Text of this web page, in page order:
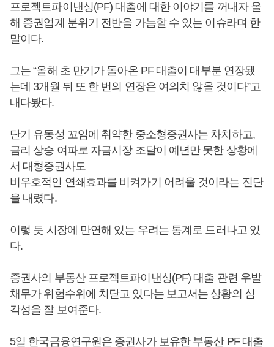
프로젝트파이낸싱(PF) 대출에 대한 이야기를 꺼내자 올
해 증권업계 분위기 전반을 가늠할 수 있는 이슈라며 한
말이다.
그는 “올해 초 만기가 돌아온 PF 대출이 대부분 연장됐
는데 3개월 뒤 또 한 번의 연장은 여의치 않을 것이다”고
내다봤다.
단기 유동성 꼬임에 취약한 중소형증권사는 차치하고,
금리 상승 여파로 자금시장 조달이 예년만 못한 상황에
서 대형증권사도
비우호적인 연쇄효과를 비켜가기 어려울 것이라는 진단
을 내렸다.
이렇 듯 시장에 만연해 있는 우려는 통계로 드러나고 있
다.
증권사의 부동산 프로젝트파이낸싱(PF) 대출 관련 우발
채무가 위험수위에 치닫고 있다는 보고서는 상황의 심
각성을 잘 보여준다.
5일 한국금융연구원은 증권사가 보유한 부동산 PF 대출